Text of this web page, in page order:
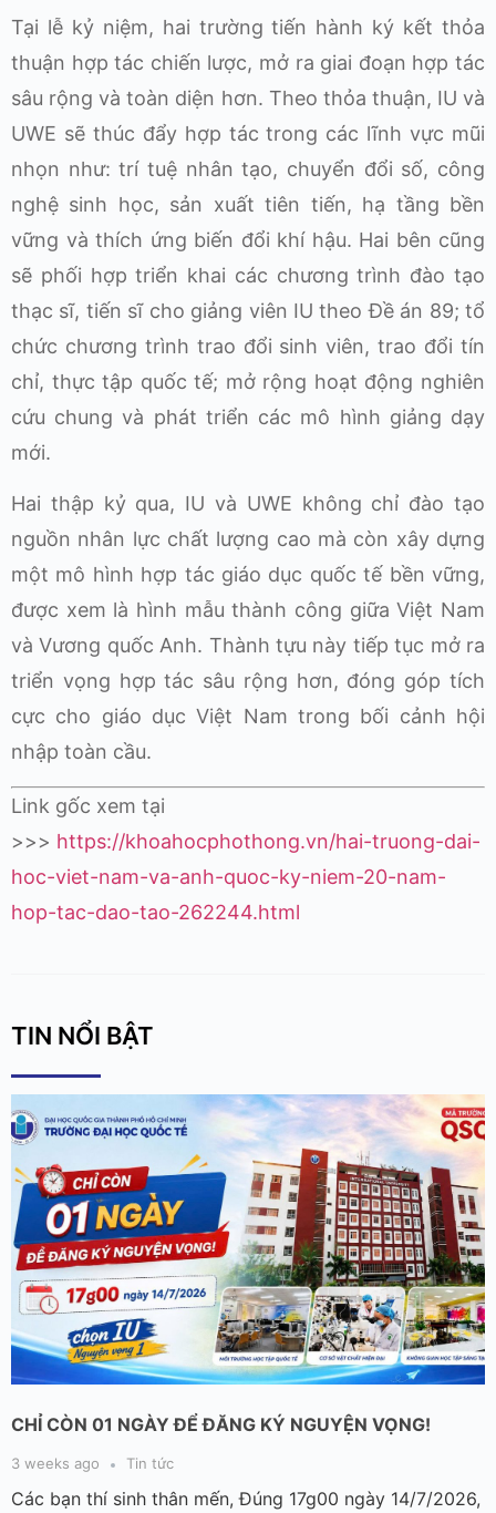
Tại lễ kỷ niệm, hai trường tiến hành ký kết thỏa
thuận hợp tác chiến lược, mở ra giai đoạn hợp tác
sâu rộng và toàn diện hơn. Theo thỏa thuận, IU và
UWE sẽ thúc đẩy hợp tác trong các lĩnh vực mũi
nhọn như: trí tuệ nhân tạo, chuyển đổi số, công
nghệ sinh học, sản xuất tiên tiến, hạ tầng bền
vững và thích ứng biến đổi khí hậu. Hai bên cũng
sẽ phối hợp triển khai các chương trình đào tạo
thạc sĩ, tiến sĩ cho giảng viên IU theo Đề án 89; tổ
chức chương trình trao đổi sinh viên, trao đổi tín
chỉ, thực tập quốc tế; mở rộng hoạt động nghiên
cứu chung và phát triển các mô hình giảng dạy
mới.
Hai thập kỷ qua, IU và UWE không chỉ đào tạo
nguồn nhân lực chất lượng cao mà còn xây dựng
một mô hình hợp tác giáo dục quốc tế bền vững,
được xem là hình mẫu thành công giữa Việt Nam
và Vương quốc Anh. Thành tựu này tiếp tục mở ra
triển vọng hợp tác sâu rộng hơn, đóng góp tích
cực cho giáo dục Việt Nam trong bối cảnh hội
nhập toàn cầu.
Link gốc xem tại
>>> https://khoahocphothong.vn/hai-truong-dai-
hoc-viet-nam-va-anh-quoc-ky-niem-20-nam-
hop-tac-dao-tao-262244.html
TIN NỔI BẬT
CHỈ CÒN 01 NGÀY ĐỂ ĐĂNG KÝ NGUYỆN VỌNG!
3 weeks ago Tin tức
Các bạn thí sinh thân mến, Đúng 17g00 ngày 14/7/2026,